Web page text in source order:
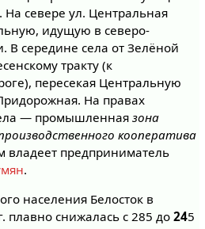
севере ул. Центральная
идущую в северо-
В середине села от Зелёной
тракту (к
пересекая Центральную
На правах
— промышленная зона
кооператива
владеет предприниматель
.
населения Белосток в
плавно снижалась с 285 до 245